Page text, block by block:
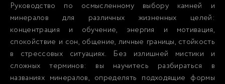
Руководство по осмысленному выбору камней и
минералов для различных жизненных целей:
концентрация и обучение, энергия и мотивация,
спокойствие и сон, общение, личные границы, стойкость
в стрессовых ситуациях. Без излишней мистики и
сложных терминов: вы научитесь разбираться в
названиях минералов, определять подходящие формы